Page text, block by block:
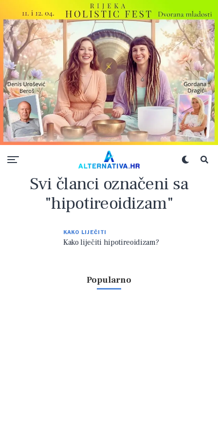
Svi članci označeni sa
"hipotireoidizam"
KAKO LIJEČITI
Kako liječiti hipotireoidizam?
Popularno